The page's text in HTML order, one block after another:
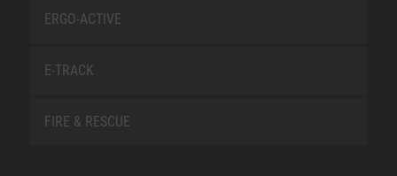
ERGO-ACTIVE
E-TRACK
FIRE & RESCUE